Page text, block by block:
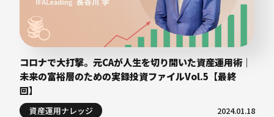
コロナで大打撃。元CAが人生を切り開いた資産運用術｜
未来の富裕層のための実録投資ファイルVol.5【最終
回】
資産運用ナレッジ 2024.01.18